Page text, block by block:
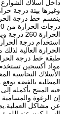
داخل أسلاك الشوارع
وغيرها بيئة درجة
ينقسم خط درجة
استخدام درجة
الحرارة العالية
طبقة خط درجة
مواد أكسجين
الأسلاك النحاسية
المطلية
فيه المنتج بأكمله
إن الرغوة
عن مشاكل